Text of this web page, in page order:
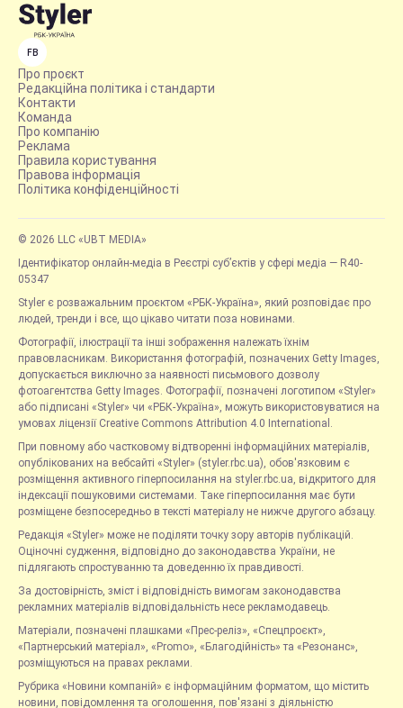
FB
Про проєкт
Редакційна політика і стандарти
Контакти
Команда
Про компанію
Реклама
Правила користування
Правова інформація
Політика конфіденційності
© 2026 LLC «UBT MEDIA»
Ідентифікатор онлайн-медіа в Реєстрі суб’єктів у сфері медіа — R40-
05347
Styler є розважальним проєктом «РБК-Україна», який розповідає про
людей, тренди і все, що цікаво читати поза новинами.
Фотографії, ілюстрації та інші зображення належать їхнім
правовласникам. Використання фотографій, позначених Getty Images,
допускається виключно за наявності письмового дозволу
фотоагентства Getty Images. Фотографії, позначені логотипом «Styler»
або підписані «Styler» чи «РБК-Україна», можуть використовуватися на
умовах ліцензії Creative Commons Attribution 4.0 International.
При повному або частковому відтворенні інформаційних матеріалів,
опублікованих на вебсайті «Styler» (styler.rbc.ua), обов'язковим є
розміщення активного гіперпосилання на styler.rbc.ua, відкритого для
індексації пошуковими системами. Таке гіперпосилання має бути
розміщене безпосередньо в тексті матеріалу не нижче другого абзацу.
Редакція «Styler» може не поділяти точку зору авторів публікацій.
Оціночні судження, відповідно до законодавства України, не
підлягають спростуванню та доведенню їх правдивості.
За достовірність, зміст і відповідність вимогам законодавства
рекламних матеріалів відповідальність несе рекламодавець.
Матеріали, позначені плашками «Прес-реліз», «Спецпроєкт»,
«Партнерський матеріал», «Promo», «Благодійність» та «Резонанс»,
розміщуються на правах реклами.
Рубрика «Новини компаній» є інформаційним форматом, що містить
новини, повідомлення та оголошення, пов'язані з діяльністю